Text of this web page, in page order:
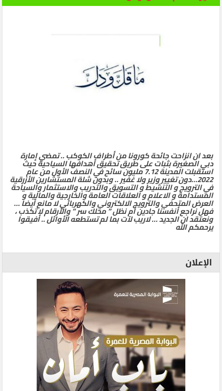
بعد ان انزاحت جائحة كورونا من أطراف الكوكب .. تمضي إمارة
دبي الصغيرة بثبات على طريق تحقيق أهدافها السياحية حيث
استقبلت المدينة 7.12 مليون سائح في النصف الأول من عام
2022…دون تغيير وزير ولا غفير .. وبدون شلة المستشارين الأزرقية
في الترويج و التنشيط و التسويق والتدريب والاستثمار والسياحة
المستدامة و الاعلام و العلاقات العامة والخارجية والمالية و
العرض المتحفي والترويج الالكتروني والكهربائي لا مانع أيضا …
فهل نراجع أنفسنا جادين أم نظل ” محلك سر ” والأرقام لا تكذب ،
ونعتقد ان الجديد … لاريب لآت بما لم تستطعه الأوائل .. أفيقوا
يرحمكم الله
الإعلان